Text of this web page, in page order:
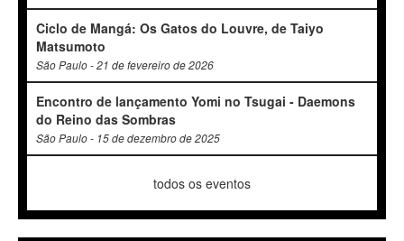
Ciclo de Mangá: Os Gatos do Louvre, de Taiyo
Matsumoto
São Paulo - 21 de fevereiro de 2026
Encontro de lançamento Yomi no Tsugai - Daemons
do Reino das Sombras
São Paulo - 15 de dezembro de 2025
todos os eventos